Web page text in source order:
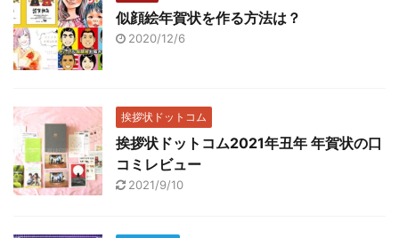
似顔絵年賀状を作る方法は？
2020/12/6
挨拶状ドットコム
挨拶状ドットコム2021年丑年 年賀状の口
コミレビュー
2021/9/10